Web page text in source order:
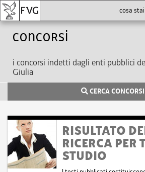
Concorsi
i concorsi indetti dagli enti pubblici
Giulia
CERCA CONCORSI
RISULTATO
RICERCA PER
STUDIO